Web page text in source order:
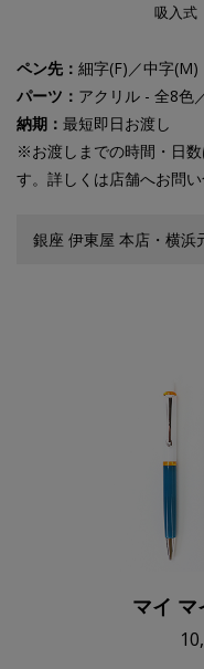
吸入式
ペン先： 細字(F)／中字
パーツ： アクリル - 全8色
納期： 最短即日お渡し
※お渡しまでの時間・日
す。詳しくは店舗へお問い
銀座 伊東屋 本店・横浜
マイ マ